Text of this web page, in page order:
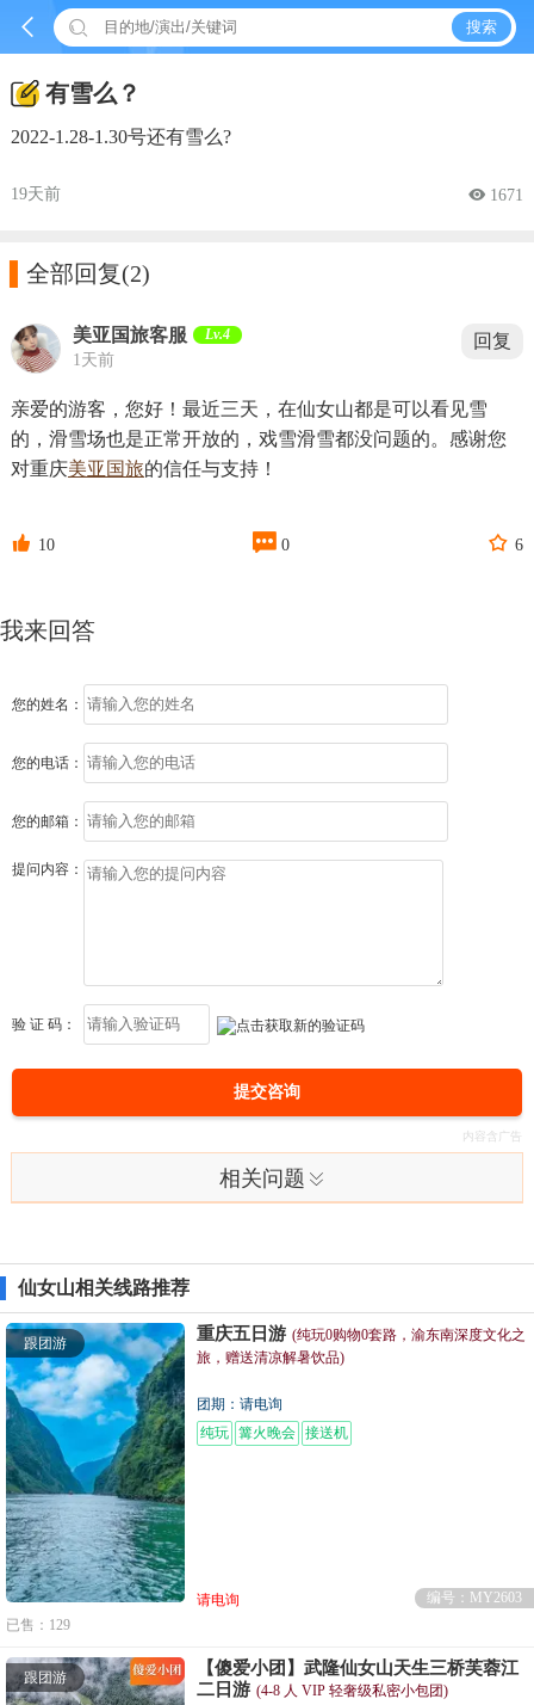
  搜索
有雪么？
2022-1.28-1.30号还有雪么?
19天前  1671
全部回复(2)
美亚国旅客服 Lv.4
1天前
回复
亲爱的游客，您好！最近三天，在仙女山都是可以看见雪
的，滑雪场也是正常开放的，戏雪滑雪都没问题的。感谢您
对重庆美亚国旅的信任与支持！
 10  0  6
我来回答
您的姓名：
您的电话：
您的邮箱：
提问内容：
验 证 码：
提交咨询
相关问题
仙女山相关线路推荐
跟团游 重庆五日游 (纯玩0购物0套路，渝东南深度文化之
旅，赠送清凉解暑饮品)
团期：请电询
纯玩 篝火晚会 接送机
请电询
编号：MY2603
已售：129
跟团游
【傻爱小团】武隆仙女山天生三桥芙蓉江
二日游 (4-8 人 VIP 轻奢级私密小包团)